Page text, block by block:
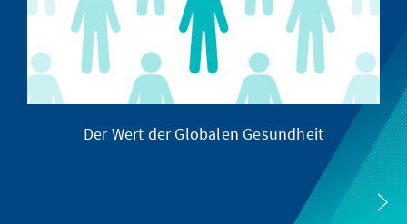
Der Wert der Globalen Gesundheit